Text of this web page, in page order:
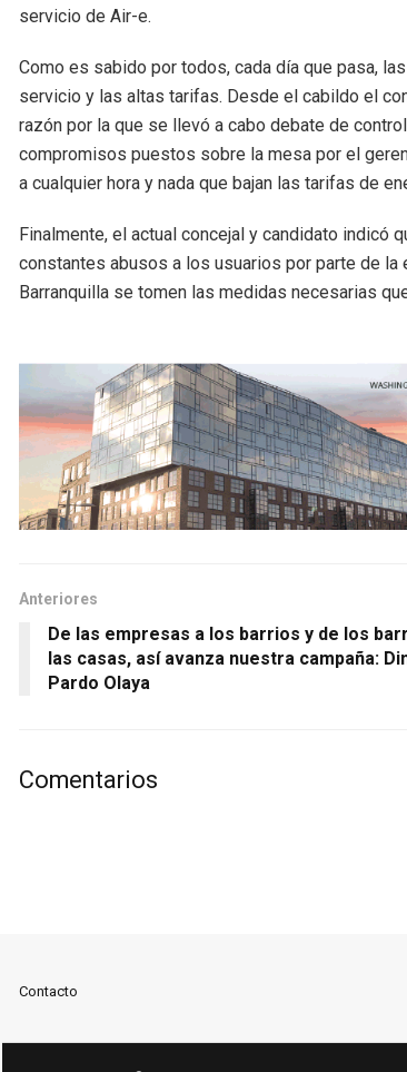
servicio de Air-e.
Como es sabido por todos, cada día que pasa,
servicio y las altas tarifas. Desde el cabildo el
razón por la que se llevó a cabo debate de
compromisos puestos sobre la mesa por el
a cualquier hora y nada que bajan las tarifas de
Finalmente, el actual concejal y candidato indicó
constantes abusos a los usuarios por parte de la
Barranquilla se tomen las medidas necesarias
Anteriores
De las empresas a los barrios y de los
las casas, así avanza nuestra campaña:
Pardo Olaya
Comentarios
Contacto